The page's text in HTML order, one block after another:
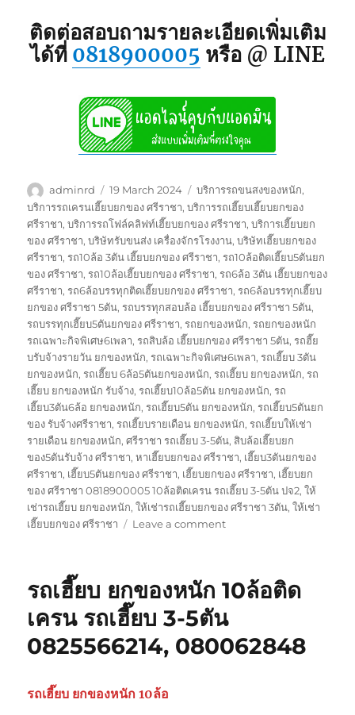
ติดต่อสอบถามรายละเอียดเพิ่มเติม
ได้ที่ 0818900005 หรือ @ LINE
Author
adminrd
Posted
on
19 March 2024 Tags
บริการรถขนสงของหนัก,
บริการรถเครนเฮี๊ยบยกของ ศรีราชา,บริการรถเฮี๊ยบเฮี๊ยบยกของ
ศรีราชา,บริการรถโฟล์คลิฟท์เฮี๊ยบยกของ ศรีราชา,บริการเฮี๊ยบยก
ของ ศรีราชา,บริษัทรับขนส่ง เครื่องจักรโรงงาน,บริษัทเฮี๊ยบยกของ
ศรีราชา,รถ10ล้อ 3ตัน เฮี๊ยบยกของ ศรีราชา,รถ10ล้อติดเฮี๊ยบ5ตันยก
ของ ศรีราชา,รถ10ล้อเฮี๊ยบยกของ ศรีราชา,รถ6ล้อ 3ตัน เฮี๊ยบยกของ
ศรีราชา,รถ6ล้อบรรทุกติดเฮี๊ยบยกของ ศรีราชา,รถ6ล้อบรรทุกเฮี๊ยบ
ยกของ ศรีราชา 5ตัน,รถบรรทุกสอบล้อ เฮี๊ยบยกของ ศรีราชา 5ตัน,
รถบรรทุกเฮี๊ยบ5ตันยกของ ศรีราชา,รถยกของหนัก,รถยกของหนัก
รถเฉพาะกิจพิเศษ6เพลา,รถสิบล้อ เฮี๊ยบยกของ ศรีราชา 5ตัน,รถฮี๊ย
บรับจ้างรายวัน ยกของหนัก,รถเฉพาะกิจพิเศษ6เพลา,รถเฮี๊ยบ 3ตัน
ยกของหนัก,รถเฮี๊ยบ 6ล้อ5ตันยกของหนัก,รถเฮี๊ยบ ยกของหนัก,รถ
เฮี๊ยบ ยกของหนัก รับจ้าง,รถเฮี๊ยบ10ล้อ5ตัน ยกของหนัก,รถ
เฮี๊ยบ3ตัน6ล้อ ยกของหนัก,รถเฮี๊ยบ5ตัน ยกของหนัก,รถเฮี๊ยบ5ตันยก
ของ รับจ้างศรีราชา,รถเฮี๊ยบรายเดือน ยกของหนัก,รถเฮี๊ยบให้เช่า
รายเดือน ยกของหนัก,ศรีราชา รถเฮี๊ยบ 3-5ตัน, สิบล้อเฮี๊ยบยก
ของ5ตันรับจ้าง ศรีราชา,หาเฮี๊ยบยกของ ศรีราชา, เฮี๊ยบ3ตันยกของ
ศรีราชา, เฮี๊ยบ5ตันยกของ ศรีราชา, เฮี๊ยบยกของ ศรีราชา, เฮี๊ยบยก
ของ ศรีราชา 0818900005 10ล้อติดเครน รถเฮี๊ยบ 3-5ตัน ปจ2,ให้
เช่ารถเฮี๊ยบ ยกของหนัก,ให้เช่ารถเฮี๊ยบยกของ ศรีราชา 3ตัน,ให้เช่า
เฮี๊ยบยกของ ศรีราชา
Leave a commenton
ศรีราชา
10ล้อ
ติด
เครน
รถเฮี๊ยบ ยกของหนัก 10ล้อติด
เครน รถเฮี๊ยบ 3-5ตัน
0825566214, 080062848
รถเฮี๊ยบ ยกของหนัก 10ล้อ